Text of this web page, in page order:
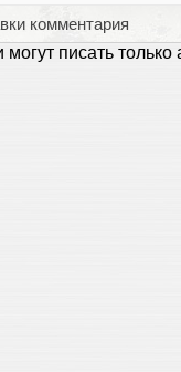
комментария
писать